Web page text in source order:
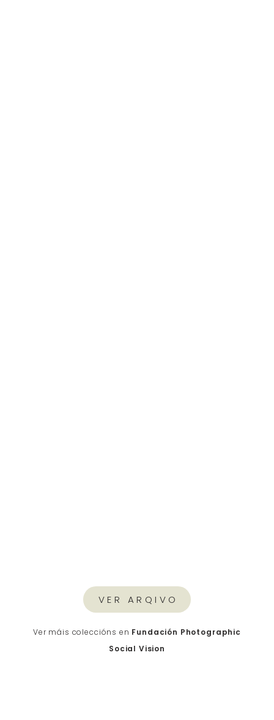
VER ARQIVO
Ver máis coleccións en Fundación Photographic
Social Vision